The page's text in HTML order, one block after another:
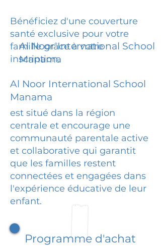
Bénéficiez d'une couverture
santé exclusive pour votre
famille grâce à votre
inscription.
Al Noor International School
Manama
Al Noor International School
Manama
est situé dans la région
centrale et encourage une
communauté parentale active
et collaborative qui garantit
que les familles restent
connectées et engagées dans
l'expérience éducative de leur
enfant.
Programme d'achat